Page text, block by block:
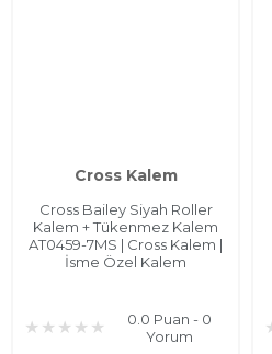
Cross Kalem
Cross Bailey Siyah Roller
Kalem + Tükenmez Kalem
AT0459-7MS | Cross Kalem |
İsme Özel Kalem
0.0 Puan - 0
Yorum